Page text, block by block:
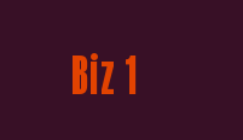
Biz 1